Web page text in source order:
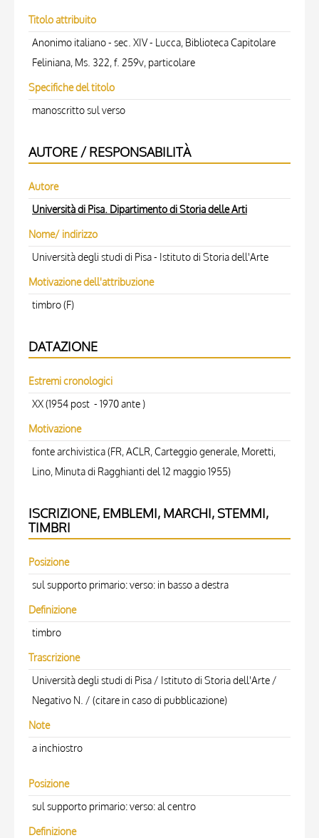
Titolo attribuito
Anonimo italiano - sec. XIV - Lucca, Biblioteca Capitolare
Feliniana, Ms. 322, f. 259v, particolare
Specifiche del titolo
manoscritto sul verso
AUTORE / RESPONSABILITÀ
Autore
Università di Pisa. Dipartimento di Storia delle Arti
Nome/ indirizzo
Università degli studi di Pisa - Istituto di Storia dell'Arte
Motivazione dell'attribuzione
timbro (F)
DATAZIONE
Estremi cronologici
XX (1954 post - 1970 ante )
Motivazione
fonte archivistica (FR, ACLR, Carteggio generale, Moretti,
Lino, Minuta di Ragghianti del 12 maggio 1955)
ISCRIZIONE, EMBLEMI, MARCHI, STEMMI,
TIMBRI
Posizione
sul supporto primario: verso: in basso a destra
Definizione
timbro
Trascrizione
Università degli studi di Pisa / Istituto di Storia dell'Arte /
Negativo N. / (citare in caso di pubblicazione)
Note
a inchiostro
Posizione
sul supporto primario: verso: al centro
Definizione